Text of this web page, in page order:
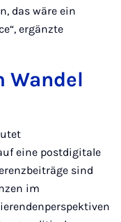
das wäre ein
ergänzte
Wandel
eine postdigitale
sind
im